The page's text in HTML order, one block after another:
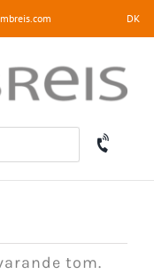
DK
tom.